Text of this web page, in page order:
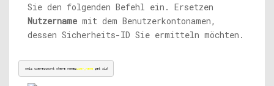
Sie den folgenden Befehl ein. Ersetzen
Nutzername mit dem Benutzerkontonamen,
dessen Sicherheits-ID Sie ermitteln möchten.
wmic useraccount where name=user_name get sid